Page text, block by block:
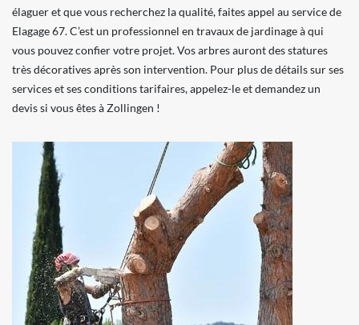
élaguer et que vous recherchez la qualité, faites appel au service de
Elagage 67. C’est un professionnel en travaux de jardinage à qui
vous pouvez confier votre projet. Vos arbres auront des statures
très décoratives après son intervention. Pour plus de détails sur ses
services et ses conditions tarifaires, appelez-le et demandez un
devis si vous êtes à Zollingen !